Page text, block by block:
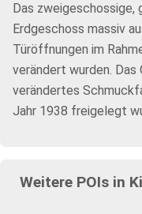
Das zweigeschossige,
Erdgeschoss massiv
Türöffnungen im
verändert wurden.
verändertes
Jahr 1938 freigelegt
Weitere POIs in